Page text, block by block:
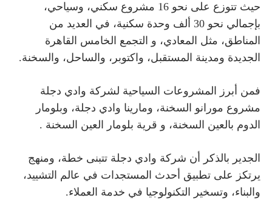
حيث تتوزع على نحو 16 مشروع سكني، وسياحي،
بإجمالي نحو 30 ألف وحدة سكنية، في العديد من
المناطق، مثل المعادي، و التجمع الخامس القاهرة
الجديدة ومدينة المستقبل، واكتوبر، والساحل، والسخنة.
فمن أبرز المشروعات السياحية لشركة وادي دجلة
مشروع مورانو السخنة، ومارينا وادي دجلة، وبلومار
الدوم بالعين السخنة، و قرية بلومار العين السخنة .
الجدير بالذكر أن شركة وادي دجلة تتبنى خطة، ومنهج
يرتكز على تطبيق أحدث المستجدات في عالم التشييد،
والبناء، وتسخير التكنولوجيا في خدمة العملاء.